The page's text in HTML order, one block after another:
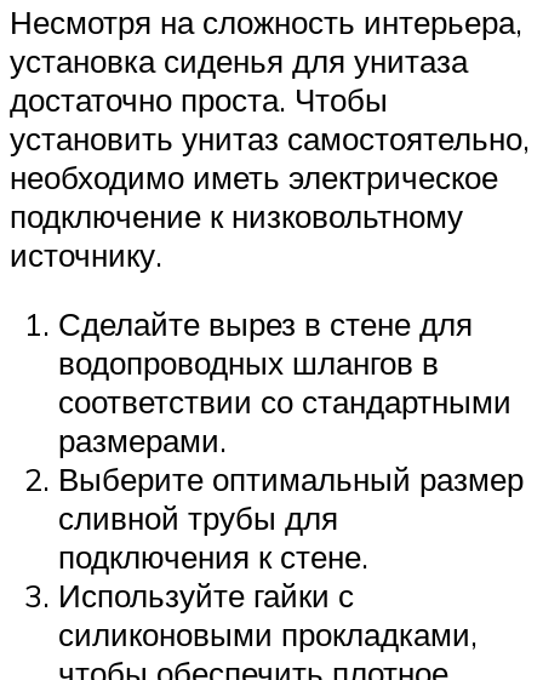
Несмотря на сложность интерьера,
установка сиденья для унитаза
достаточно проста. Чтобы
установить унитаз самостоятельно,
необходимо иметь электрическое
подключение к низковольтному
источнику.
Сделайте вырез в стене для
водопроводных шлангов в
соответствии со стандартными
размерами.
Выберите оптимальный размер
сливной трубы для
подключения к стене.
Используйте гайки с
силиконовыми прокладками,